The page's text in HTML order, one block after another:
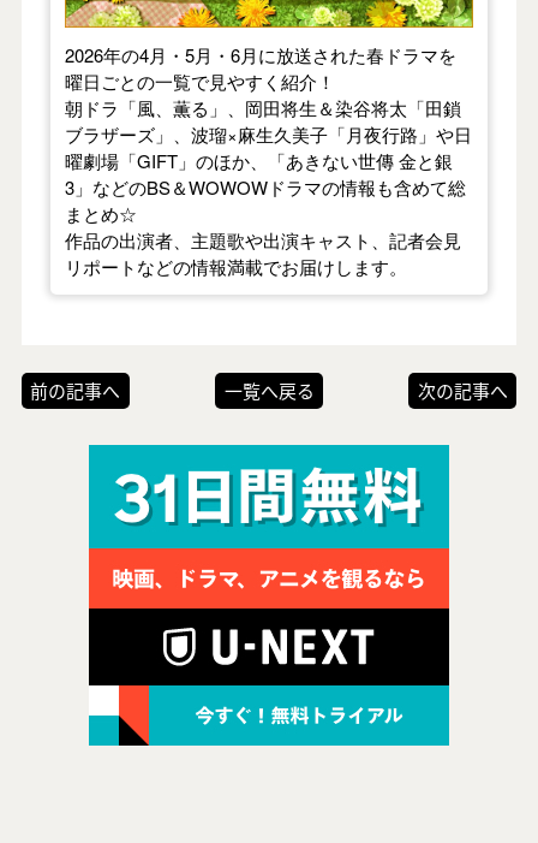
2026年の4月・5月・6月に放送された春ドラマを
曜日ごとの一覧で見やすく紹介！
朝ドラ「風、薫る」、岡田将生＆染谷将太「田鎖
ブラザーズ」、波瑠×麻生久美子「月夜行路」や日
曜劇場「GIFT」のほか、「あきない世傳 金と銀
3」などのBS＆WOWOWドラマの情報も含めて総
まとめ☆
作品の出演者、主題歌や出演キャスト、記者会見
リポートなどの情報満載でお届けします。
前の記事へ 一覧へ戻る 次の記事へ